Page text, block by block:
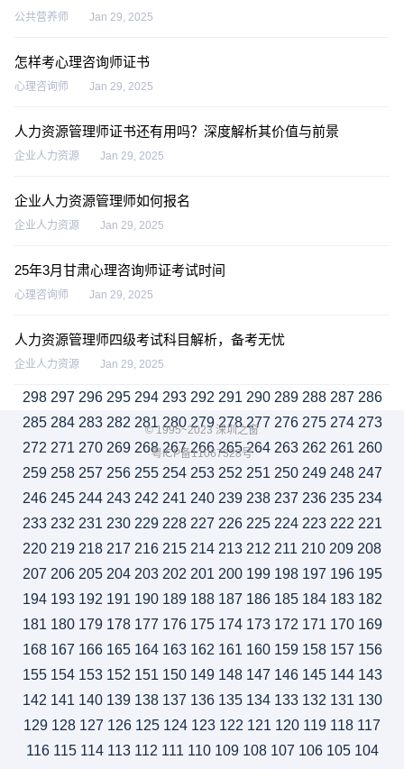
公共营养师 Jan 29, 2025
怎样考心理咨询师证书
心理咨询师 Jan 29, 2025
人力资源管理师证书还有用吗？深度解析其价值与前景
企业人力资源 Jan 29, 2025
企业人力资源管理师如何报名
企业人力资源 Jan 29, 2025
25年3月甘肃心理咨询师证考试时间
心理咨询师 Jan 29, 2025
人力资源管理师四级考试科目解析，备考无忧
企业人力资源 Jan 29, 2025
298 297 296 295 294 293 292 291 290 289 288 287 286
285 284 283 282 281 280 279 278 277 276 275 274 273
272 271 270 269 268 267 266 265 264 263 262 261 260
259 258 257 256 255 254 253 252 251 250 249 248 247
246 245 244 243 242 241 240 239 238 237 236 235 234
233 232 231 230 229 228 227 226 225 224 223 222 221
220 219 218 217 216 215 214 213 212 211 210 209 208
207 206 205 204 203 202 201 200 199 198 197 196 195
194 193 192 191 190 189 188 187 186 185 184 183 182
181 180 179 178 177 176 175 174 173 172 171 170 169
168 167 166 165 164 163 162 161 160 159 158 157 156
155 154 153 152 151 150 149 148 147 146 145 144 143
142 141 140 139 138 137 136 135 134 133 132 131 130
129 128 127 126 125 124 123 122 121 120 119 118 117
116 115 114 113 112 111 110 109 108 107 106 105 104
© 1995~2023 深圳之窗
粤ICP备11067328号